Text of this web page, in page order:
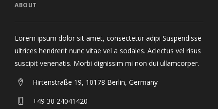
ABOUT
Lorem ipsum dolor sit amet, consectetur adipi Suspendisse
ultrices hendrerit nunc vitae vel a sodales. Aclectus vel risus
suscipit venenatis. Morbi dignissim mi non dui ullamcorper.
Hirtenstraße 19, 10178 Berlin, Germany
+49 30 24041420